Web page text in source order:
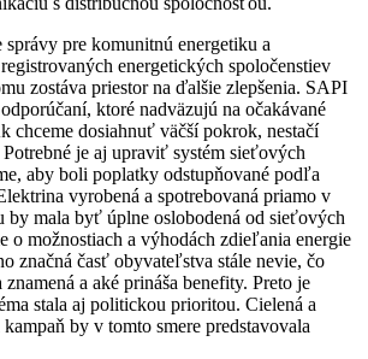
pre komunitnú energetiku a
energetických spoločenstiev
zostáva priestor na ďalšie zlepšenia. SAPI
ktoré nadväzujú na očakávané
chceme dosiahnuť väčší pokrok, nestačí
je aj upraviť systém sieťových
aby boli poplatky odstupňované podľa
vyrobená a spotrebovaná priamo v
by mala byť úplne oslobodená od sieťových
o možnostiach a výhodách zdieľania energie
značná časť obyvateľstva stále nevie, čo
a aké prináša benefity. Preto je
stala aj politickou prioritou. Cielená a
by v tomto smere predstavovala